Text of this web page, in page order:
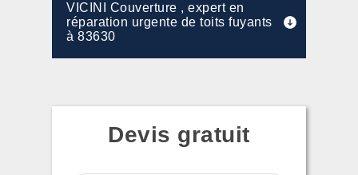
VICINI Couverture , expert en
réparation urgente de toits fuyants
à 83630
Devis gratuit